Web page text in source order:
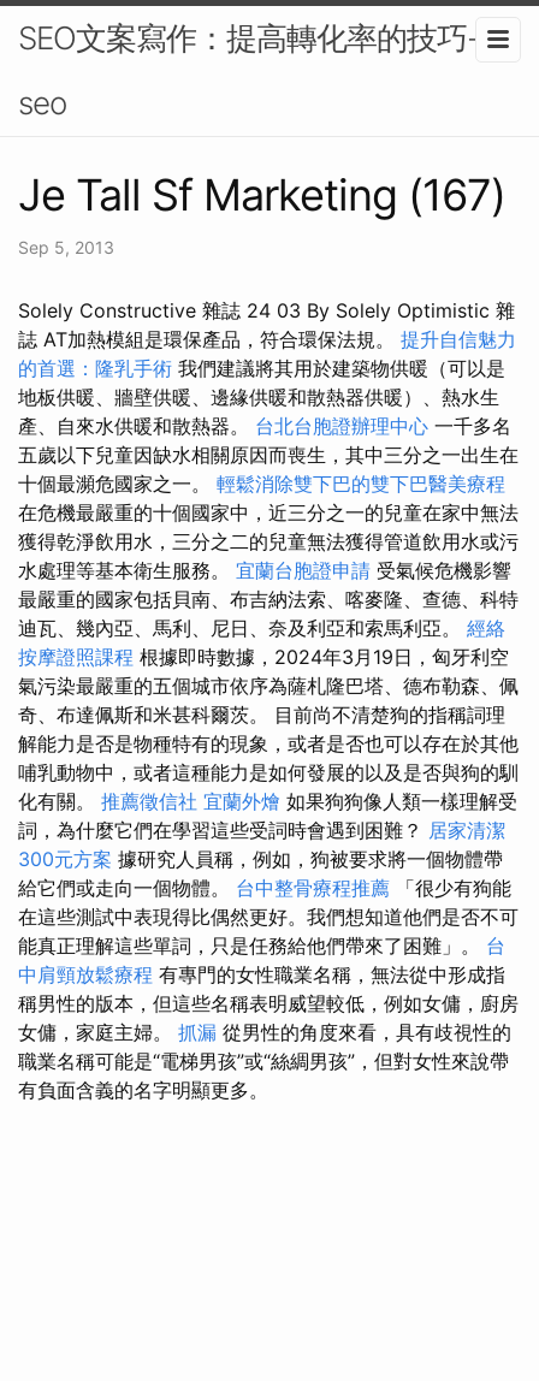
SEO文案寫作：提高轉化率的技巧-
seo
Je Tall Sf Marketing (167)
Sep 5, 2013
Solely Constructive 雜誌 24 03 By Solely Optimistic 雜
誌 AT加熱模組是環保產品，符合環保法規。 提升自信魅力
的首選：隆乳手術 我們建議將其用於建築物供暖（可以是
地板供暖、牆壁供暖、邊緣供暖和散熱器供暖）、熱水生
產、自來水供暖和散熱器。 台北台胞證辦理中心 一千多名
五歲以下兒童因缺水相關原因而喪生，其中三分之一出生在
十個最瀕危國家之一。 輕鬆消除雙下巴的雙下巴醫美療程
在危機最嚴重的十個國家中，近三分之一的兒童在家中無法
獲得乾淨飲用水，三分之二的兒童無法獲得管道飲用水或污
水處理等基本衛生服務。 宜蘭台胞證申請 受氣候危機影響
最嚴重的國家包括貝南、布吉納法索、喀麥隆、查德、科特
迪瓦、幾內亞、馬利、尼日、奈及利亞和索馬利亞。 經絡
按摩證照課程 根據即時數據，2024年3月19日，匈牙利空
氣污染最嚴重的五個城市依序為薩札隆巴塔、德布勒森、佩
奇、布達佩斯和米甚科爾茨。 目前尚不清楚狗的指稱詞理
解能力是否是物種特有的現象，或者是否也可以存在於其他
哺乳動物中，或者這種能力是如何發展的以及是否與狗的馴
化有關。 推薦徵信社 宜蘭外燴 如果狗狗像人類一樣理解受
詞，為什麼它們在學習這些受詞時會遇到困難？ 居家清潔
300元方案 據研究人員稱，例如，狗被要求將一個物體帶
給它們或走向一個物體。 台中整骨療程推薦
「很少有狗能
在這些測試中表現得比偶然更好。我們想知道他們是否不可
能真正理解這些單詞，只是任務給他們帶來了困難」。 台
中肩頸放鬆療程 有專門的女性職業名稱，無法從中形成指
稱男性的版本，但這些名稱表明威望較低，例如女傭，廚房
女傭，家庭主婦。 抓漏 從男性的角度來看，具有歧視性的
職業名稱可能是“電梯男孩”或“絲綢男孩”，但對女性來說帶
有負面含義的名字明顯更多。